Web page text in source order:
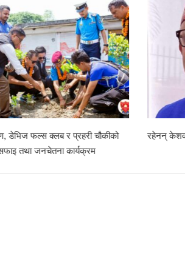
क्लब र प्रहरी चौकीको
जनचेतना कार्यक्रम
रहेनन् केशवशरण